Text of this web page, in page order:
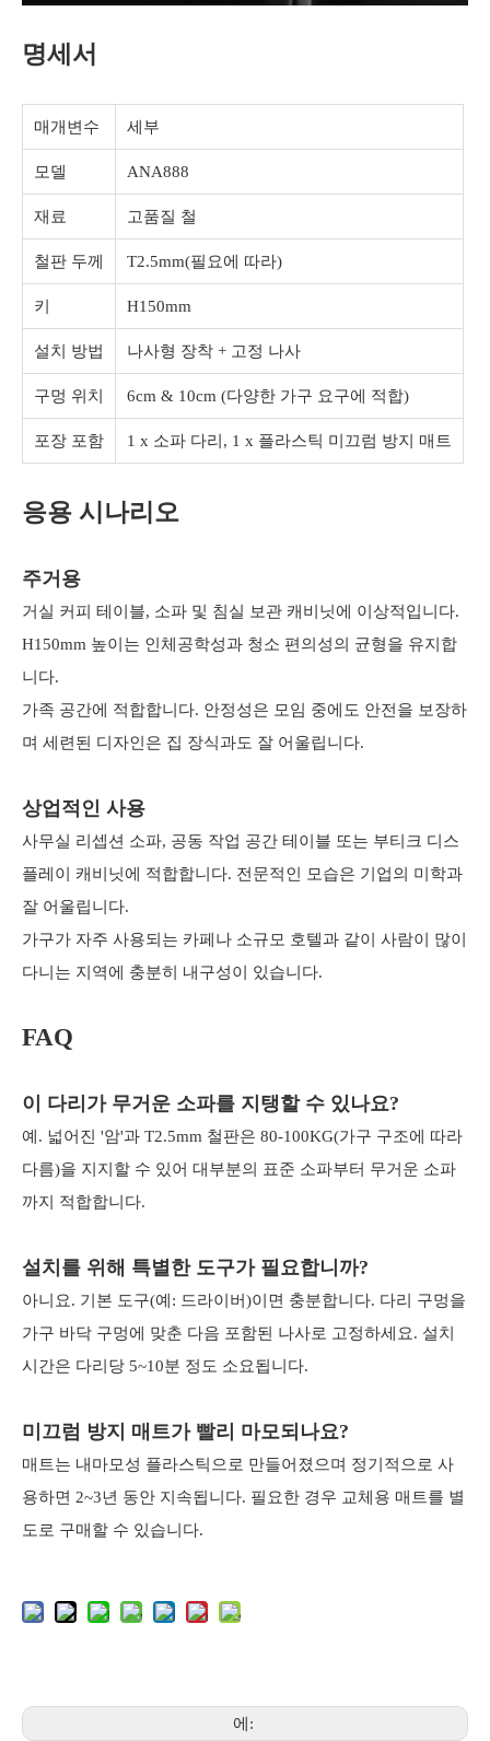
명세서
매개변수 세부
모델 ANA888
재료 고품질 철
철판 두께 T2.5mm(필요에 따라)
키 H150mm
설치 방법 나사형 장착 + 고정 나사
구멍 위치 6cm & 10cm (다양한 가구 요구에 적합)
포장 포함 1 x 소파 다리, 1 x 플라스틱 미끄럼 방지 매트
응용 시나리오
주거용
거실 커피 테이블, 소파 및 침실 보관 캐비닛에 이상적입니다.
H150mm 높이는 인체공학성과 청소 편의성의 균형을 유지합
니다.
가족 공간에 적합합니다. 안정성은 모임 중에도 안전을 보장하
며 세련된 디자인은 집 장식과도 잘 어울립니다.
상업적인 사용
사무실 리셉션 소파, 공동 작업 공간 테이블 또는 부티크 디스
플레이 캐비닛에 적합합니다. 전문적인 모습은 기업의 미학과
잘 어울립니다.
가구가 자주 사용되는 카페나 소규모 호텔과 같이 사람이 많이
다니는 지역에 충분히 내구성이 있습니다.
FAQ
이 다리가 무거운 소파를 지탱할 수 있나요?
예. 넓어진 '암'과 T2.5mm 철판은 80-100KG(가구 구조에 따라
다름)을 지지할 수 있어 대부분의 표준 소파부터 무거운 소파
까지 적합합니다.
설치를 위해 특별한 도구가 필요합니까?
아니요. 기본 도구(예: 드라이버)이면 충분합니다. 다리 구멍을
가구 바닥 구멍에 맞춘 다음 포함된 나사로 고정하세요. 설치
시간은 다리당 5~10분 정도 소요됩니다.
미끄럼 방지 매트가 빨리 마모되나요?
매트는 내마모성 플라스틱으로 만들어졌으며 정기적으로 사
용하면 2~3년 동안 지속됩니다. 필요한 경우 교체용 매트를 별
도로 구매할 수 있습니다.
에: